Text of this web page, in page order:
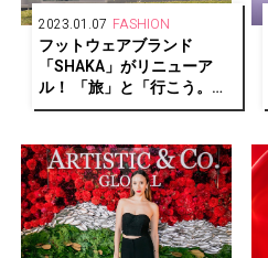
2023.01.07 FASHION
フットウェアブランド
「SHAKA」がリニューア
ル！ 「旅」と「行こう。自
由だ。」を新テーマに据